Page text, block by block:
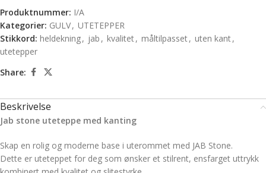
Produktnummer: I/A
Kategorier: GULV, UTETEPPER
Stikkord: heldekning, jab , kvalitet, måltilpasset, uten kant,
utetepper
Share:
Beskrivelse
Jab stone uteteppe med kanting
Skap en rolig og moderne base i uterommet med JAB Stone.
Dette er uteteppet for deg som ønsker et stilrent, ensfarget uttrykk